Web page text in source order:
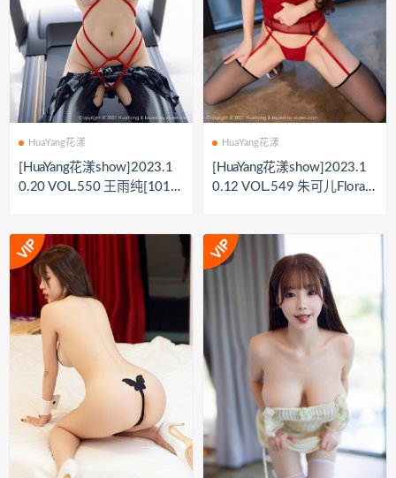
HuaYang花漾
[HuaYang花漾show]2023.1
0.20 VOL.550 王雨纯[101+
HuaYang花漾
[HuaYang花漾show]2023.1
0.12 VOL.549 朱可儿Flora[7